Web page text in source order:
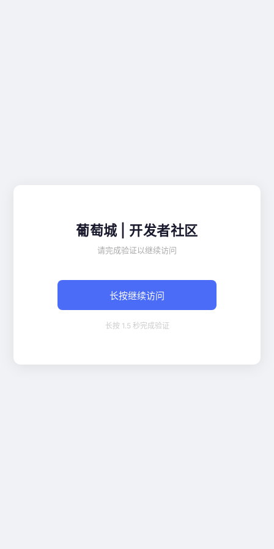
葡萄城 | 开发者社区
请完成验证以继续访问
长按继续访问
长按 1.5 秒完成验证